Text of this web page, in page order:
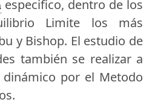
especifico, dentro de los
Limite los más
y Bishop. El estudio de
también se realizar a
por el Metodo